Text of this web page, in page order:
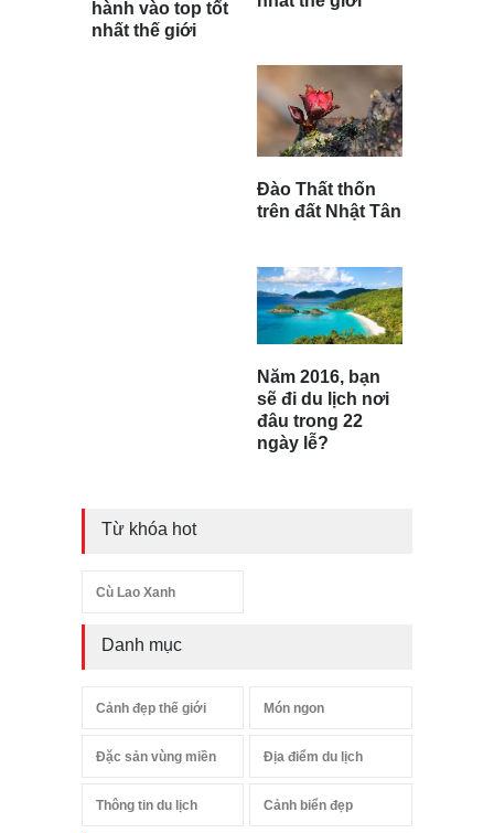
hành vào top tốt
nhất thế giới
Đào Thất thốn
trên đất Nhật Tân
Năm 2016, bạn
sẽ đi du lịch nơi
đâu trong 22
ngày lễ?
Từ khóa hot
Cù Lao Xanh
Danh mục
Cảnh đẹp thế giới Món ngon
Đặc sản vùng miền Địa điểm du lịch
Thông tin du lịch Cảnh biển đẹp